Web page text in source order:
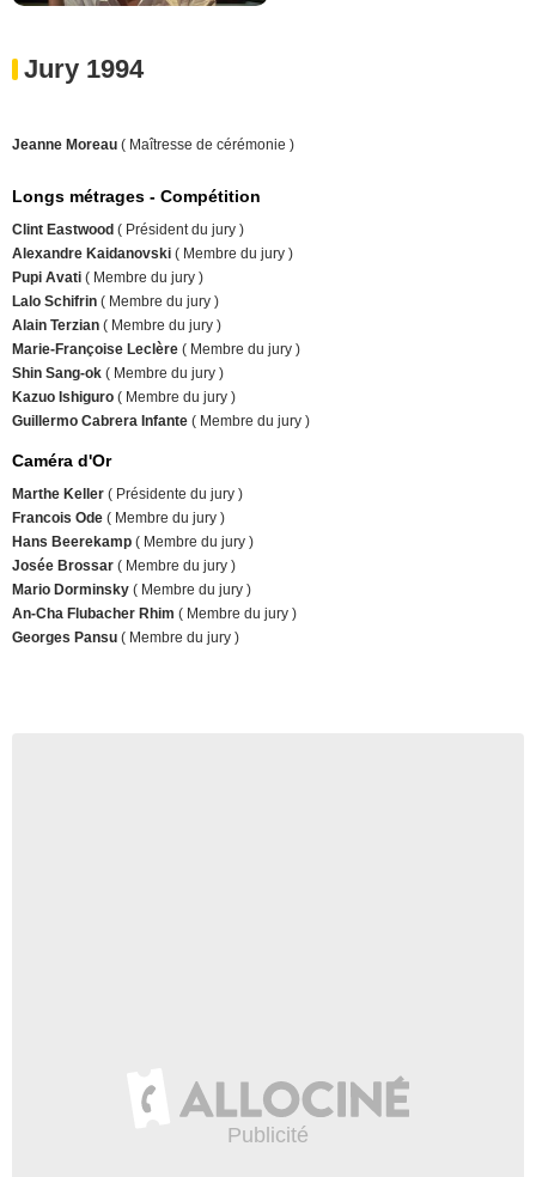
Jury 1994
Jeanne Moreau ( Maîtresse de cérémonie )
Longs métrages - Compétition
Clint Eastwood ( Président du jury )
Alexandre Kaidanovski ( Membre du jury )
Pupi Avati ( Membre du jury )
Lalo Schifrin ( Membre du jury )
Alain Terzian ( Membre du jury )
Marie-Françoise Leclère ( Membre du jury )
Shin Sang-ok ( Membre du jury )
Kazuo Ishiguro ( Membre du jury )
Guillermo Cabrera Infante ( Membre du jury )
Caméra d'Or
Marthe Keller ( Présidente du jury )
Francois Ode ( Membre du jury )
Hans Beerekamp ( Membre du jury )
Josée Brossar ( Membre du jury )
Mario Dorminsky ( Membre du jury )
An-Cha Flubacher Rhim ( Membre du jury )
Georges Pansu ( Membre du jury )